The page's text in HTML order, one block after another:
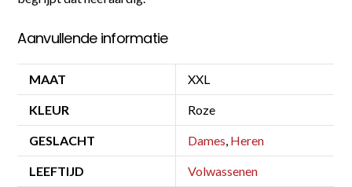
Aanvullende informatie
MAAT XXL
KLEUR Roze
GESLACHT Dames, Heren
LEEFTIJD Volwassenen